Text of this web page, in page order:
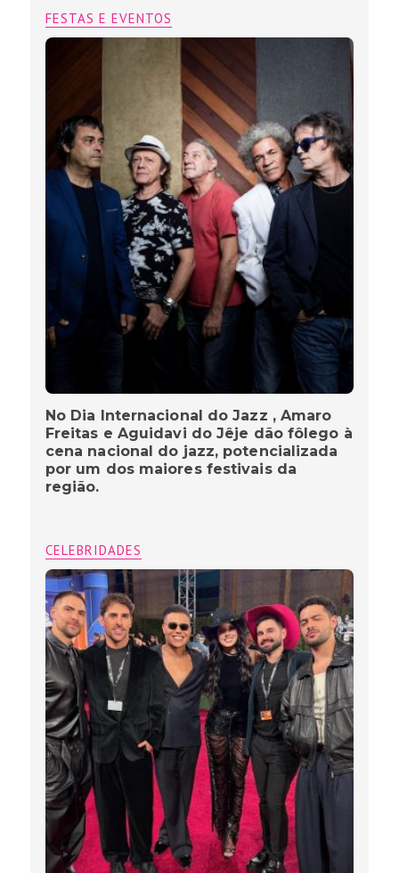
FESTAS E EVENTOS
No Dia Internacional do Jazz , Amaro
Freitas e Aguidavi do Jêje dão fôlego à
cena nacional do jazz, potencializada
por um dos maiores festivais da
região.
CELEBRIDADES